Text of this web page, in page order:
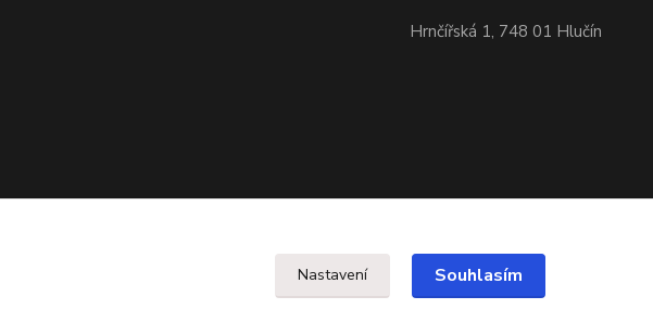
Hrnčířská 1, 748 01 Hlučín
Nastavení Souhlasím